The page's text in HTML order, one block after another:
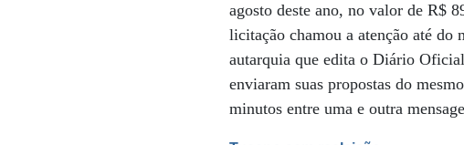
agosto deste ano, no valor de R$
licitação chamou a atenção até do
autarquia que edita o Diário
enviaram suas propostas do
minutos entre uma e outra